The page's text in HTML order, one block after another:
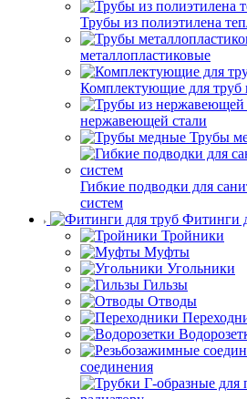
Трубы из полиэтилена
металлопластиковые
Комплектующие для труб
нержавеющей стали
Трубы
Гибкие подводки для
систем
Фитинги
Тройники
Муфты
Угольники
Гильзы
Отводы
соединения